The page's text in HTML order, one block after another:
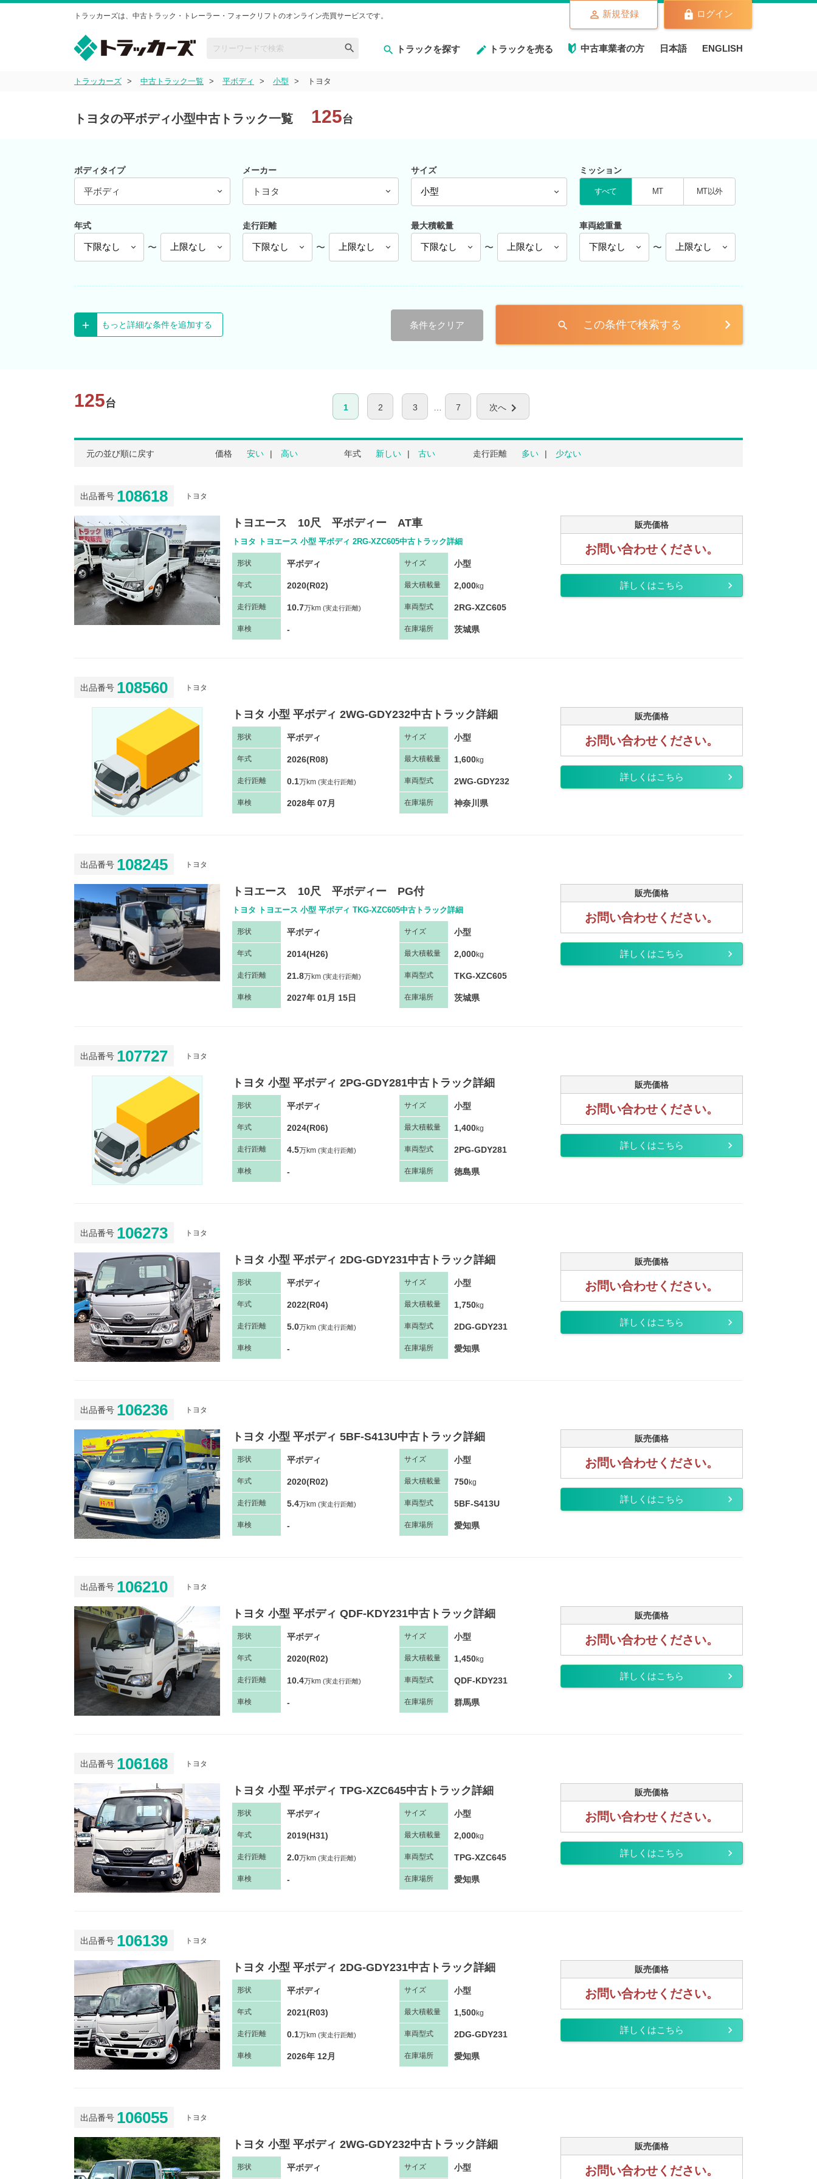
トラッカーズは、中古トラック・トレーラー・フォークリフトのオンライン売買サービスです。
トラックを探す トラックを売る 中古車業者の方 日本語 ENGLISH
新規登録 ログイン
トラッカーズ 中古トラック一覧 平ボディ 小型 トヨタ
トヨタの平ボディ小型中古トラック一覧 125台
ボディタイプ
平ボディ
メーカー
トヨタ
サイズ ミッション
すべて MT MT以外
年式
〜
走行距離
〜
最大積載量
〜
車両総重量
〜
もっと詳細な条件を追加する 条件をクリア search この条件で検索する
125台 1 2 3 7 次へ chevron_right
元の並び順に戻す 価格 安い 高い 年式 新しい 古い 走行距離 多い 少ない
出品番号 108618 トヨタ
トヨエース 10尺 平ボディー AT車
トヨタ トヨエース 小型 平ボディ 2RG-XZC605中古トラック詳細
形状 平ボディ サイズ 小型
年式 2020(R02) 最大積載量 2,000kg
走行距離 10.7万km (実走行距離) 車両型式 2RG-XZC605
車検 - 在庫場所 茨城県
販売価格
お問い合わせください。
詳しくはこちら
出品番号 108560 トヨタ
トヨタ 小型 平ボディ 2WG-GDY232中古トラック詳細
形状 平ボディ サイズ 小型
年式 2026(R08) 最大積載量 1,600kg
走行距離 0.1万km (実走行距離) 車両型式 2WG-GDY232
車検 2028年 07月 在庫場所 神奈川県
販売価格
お問い合わせください。
詳しくはこちら
出品番号 108245 トヨタ
トヨエース 10尺 平ボディー PG付
トヨタ トヨエース 小型 平ボディ TKG-XZC605中古トラック詳細
形状 平ボディ サイズ 小型
年式 2014(H26) 最大積載量 2,000kg
走行距離 21.8万km (実走行距離) 車両型式 TKG-XZC605
車検 2027年 01月 15日 在庫場所 茨城県
販売価格
お問い合わせください。
詳しくはこちら
出品番号 107727 トヨタ
トヨタ 小型 平ボディ 2PG-GDY281中古トラック詳細
形状 平ボディ サイズ 小型
年式 2024(R06) 最大積載量 1,400kg
走行距離 4.5万km (実走行距離) 車両型式 2PG-GDY281
車検 - 在庫場所 徳島県
販売価格
お問い合わせください。
詳しくはこちら
出品番号 106273 トヨタ
トヨタ 小型 平ボディ 2DG-GDY231中古トラック詳細
形状 平ボディ サイズ 小型
年式 2022(R04) 最大積載量 1,750kg
走行距離 5.0万km (実走行距離) 車両型式 2DG-GDY231
車検 - 在庫場所 愛知県
販売価格
お問い合わせください。
詳しくはこちら
出品番号 106236 トヨタ
トヨタ 小型 平ボディ 5BF-S413U中古トラック詳細
形状 平ボディ サイズ 小型
年式 2020(R02) 最大積載量 750kg
走行距離 5.4万km (実走行距離) 車両型式 5BF-S413U
車検 - 在庫場所 愛知県
販売価格
お問い合わせください。
詳しくはこちら
出品番号 106210 トヨタ
トヨタ 小型 平ボディ QDF-KDY231中古トラック詳細
形状 平ボディ サイズ 小型
年式 2020(R02) 最大積載量 1,450kg
走行距離 10.4万km (実走行距離) 車両型式 QDF-KDY231
車検 - 在庫場所 群馬県
販売価格
お問い合わせください。
詳しくはこちら
出品番号 106168 トヨタ
トヨタ 小型 平ボディ TPG-XZC645中古トラック詳細
形状 平ボディ サイズ 小型
年式 2019(H31) 最大積載量 2,000kg
走行距離 2.0万km (実走行距離) 車両型式 TPG-XZC645
車検 - 在庫場所 愛知県
販売価格
お問い合わせください。
詳しくはこちら
出品番号 106139 トヨタ
トヨタ 小型 平ボディ 2DG-GDY231中古トラック詳細
形状 平ボディ サイズ 小型
年式 2021(R03) 最大積載量 1,500kg
走行距離 0.1万km (実走行距離) 車両型式 2DG-GDY231
車検 2026年 12月 在庫場所 愛知県
販売価格
お問い合わせください。
詳しくはこちら
出品番号 106055 トヨタ
トヨタ 小型 平ボディ 2WG-GDY232中古トラック詳細
形状 平ボディ サイズ 小型
販売価格
お問い合わせください。